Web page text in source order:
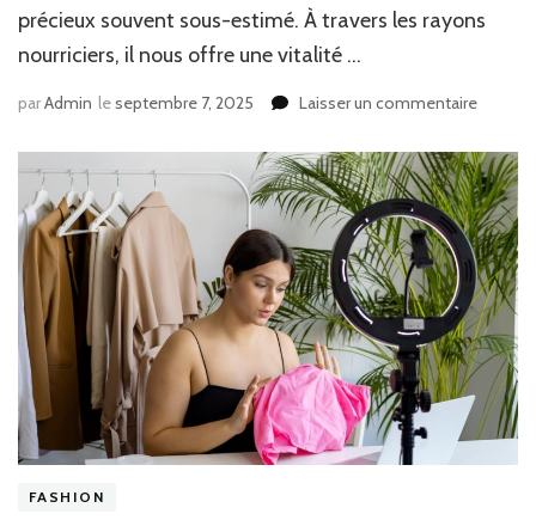
précieux souvent sous-estimé. À travers les rayons
nourriciers, il nous offre une vitalité …
parAdmin leseptembre 7, 2025 Laisser un commentairesur
les
bien-
être
et
santé
sur
Soleil
et
Santé
FASHION